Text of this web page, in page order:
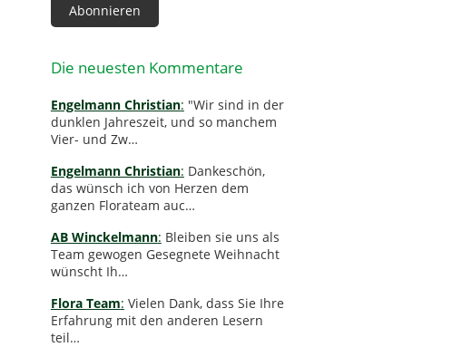
Abonnieren
Die neuesten Kommentare
Engelmann Christian: "Wir sind in der
dunklen Jahreszeit, und so manchem
Vier- und Zw…
Engelmann Christian: Dankeschön,
das wünsch ich von Herzen dem
ganzen Florateam auc…
AB Winckelmann: Bleiben sie uns als
Team gewogen Gesegnete Weihnacht
wünscht Ih…
Flora Team: Vielen Dank, dass Sie Ihre
Erfahrung mit den anderen Lesern
teil…